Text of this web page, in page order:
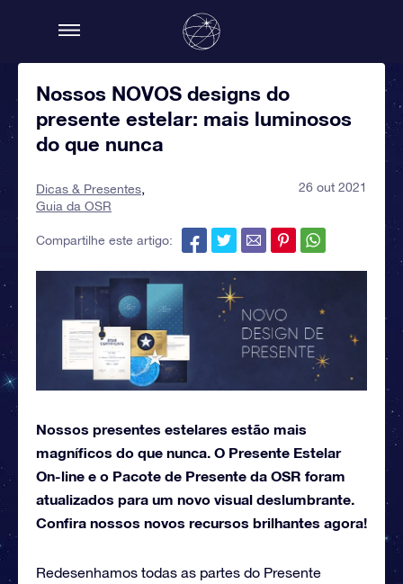
Nossos NOVOS designs do
presente estelar: mais luminosos
do que nunca
Dicas & Presentes
Guia da OSR
26 out 2021
Compartilhe este artigo:
Nossos presentes estelares estão mais
magníficos do que nunca. O Presente Estelar
On-line e o Pacote de Presente da OSR foram
atualizados para um novo visual deslumbrante.
Confira nossos novos recursos brilhantes agora!
Redesenhamos todas as partes do Presente